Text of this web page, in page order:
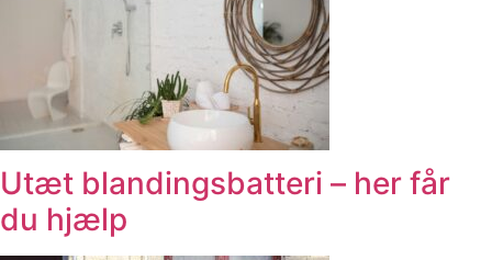
Utæt blandingsbatteri – her får
du hjælp